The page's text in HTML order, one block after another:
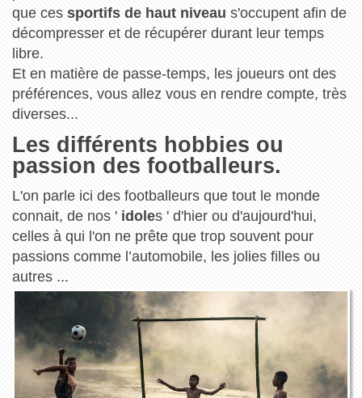
que ces sportifs de haut niveau s'occupent afin de
décompresser et de récupérer durant leur temps
libre.
Et en matière de passe-temps, les joueurs ont des
préférences, vous allez vous en rendre compte, très
diverses...
Les différents hobbies ou
passion des footballeurs.
L'on parle ici des footballeurs que tout le monde
connait, de nos ' idoles ' d'hier ou d'aujourd'hui,
celles à qui l'on ne prête que trop souvent pour
passions comme l’automobile, les jolies filles ou
autres ...